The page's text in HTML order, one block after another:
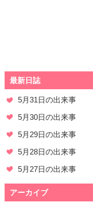
最新日誌
5月31日の出来事
5月30日の出来事
5月29日の出来事
5月28日の出来事
5月27日の出来事
アーカイブ